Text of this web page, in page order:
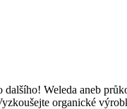
Weleda aneb
organické